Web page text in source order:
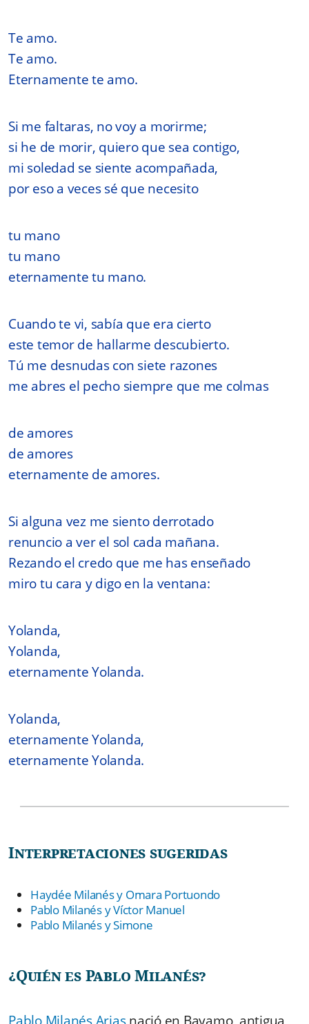
Te amo.
Te amo.
Eternamente te amo.
Si me faltaras, no voy a morirme;
si he de morir, quiero que sea contigo,
mi soledad se siente acompañada,
por eso a veces sé que necesito
tu mano
tu mano
eternamente tu mano.
Cuando te vi, sabía que era cierto
este temor de hallarme descubierto.
Tú me desnudas con siete razones
me abres el pecho siempre que me colmas
de amores
de amores
eternamente de amores.
Si alguna vez me siento derrotado
renuncio a ver el sol cada mañana.
Rezando el credo que me has enseñado
miro tu cara y digo en la ventana:
Yolanda,
Yolanda,
eternamente Yolanda.
Yolanda,
eternamente Yolanda,
eternamente Yolanda.
Interpretaciones sugeridas
Haydée Milanés y Omara Portuondo
Pablo Milanés y Víctor Manuel
Pablo Milanés y Simone
¿Quién es Pablo Milanés?